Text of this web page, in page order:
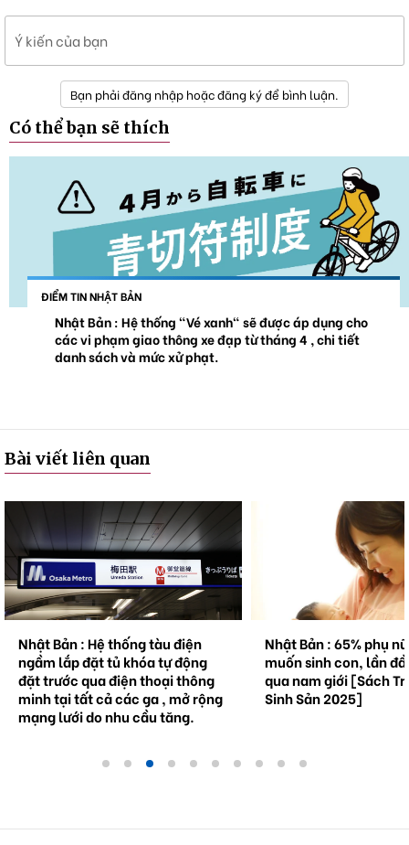
Ý kiến của bạn
Bạn phải đăng nhập hoặc đăng ký để bình luận.
Có thể bạn sẽ thích
ĐIỂM TIN NHẬT BẢN
Nhật Bản : Hệ thống "Vé xanh" sẽ được áp dụng cho
các vi phạm giao thông xe đạp từ tháng 4 , chi tiết
danh sách và mức xử phạt.
Bài viết liên quan
Nhật Bản : Hệ thống tàu điện
ngầm lắp đặt tủ khóa tự động
đặt trước qua điện thoại thông
minh tại tất cả các ga , mở rộng
mạng lưới do nhu cầu tăng.
Nhật Bản : 65% phụ
muốn sinh con, lần
qua nam giới [Sách
Sinh Sản 2025]